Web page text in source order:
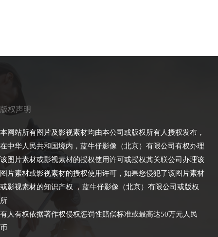
版权声明
本网站所有图片及影视素材均由本公司或版权所有人授权发布，
在中华人民共和国境内，蓝牛仔影像（北京）有限公司有权办理
该图片素材或影视素材的授权使用许可或授权其关联公司办理该
图片素材或影视素材的授权使用许可，如果您侵犯了该图片素材
或影视素材的知识产权 ，蓝牛仔影像（北京）有限公司或版权
所
有人有权依据著作权侵权惩罚性赔偿标准或最高达50万元人民
币